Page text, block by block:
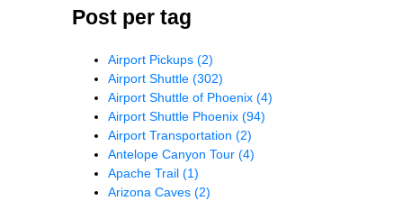
Post per tag
Airport Pickups (2)
Airport Shuttle (302)
Airport Shuttle of Phoenix (4)
Airport Shuttle Phoenix (94)
Airport Transportation (2)
Antelope Canyon Tour (4)
Apache Trail (1)
Arizona Caves (2)